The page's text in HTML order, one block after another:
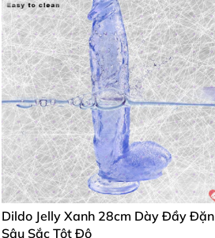
Dildo Jelly Xanh 28cm Dày Đầy Đặn
Sâu Sắc Tột Độ